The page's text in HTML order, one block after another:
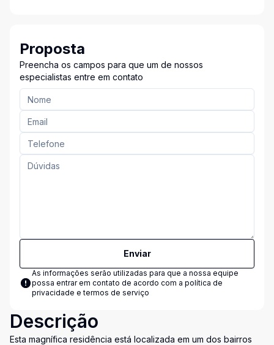
Proposta
Preencha os campos para que um de nossos
especialistas entre em contato
Enviar
As informações serão utilizadas para que a nossa equipe
possa entrar em contato de acordo com a política de
privacidade e termos de serviço
Descrição
Esta magnífica residência está localizada em um dos bairros